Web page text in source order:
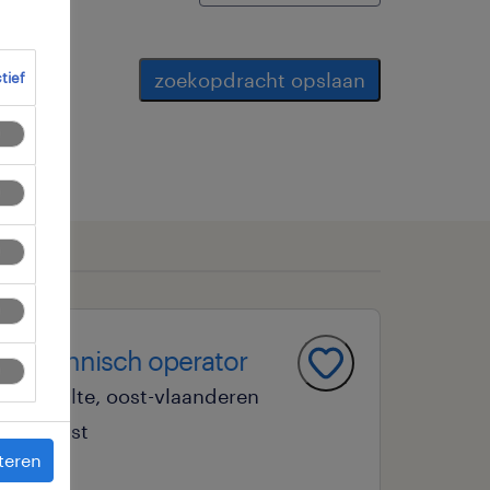
zoekopdracht opslaan
technisch operator
zulte, oost-vlaanderen
vast